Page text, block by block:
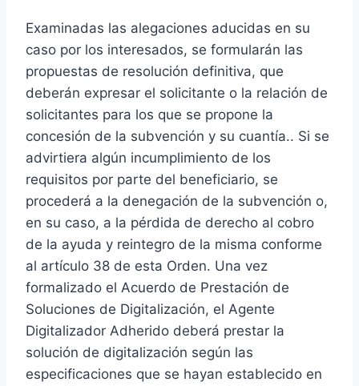
Examinadas las alegaciones aducidas en su
caso por los interesados, se formularán las
propuestas de resolución definitiva, que
deberán expresar el solicitante o la relación de
solicitantes para los que se propone la
concesión de la subvención y su cuantía.. Si se
advirtiera algún incumplimiento de los
requisitos por parte del beneficiario, se
procederá a la denegación de la subvención o,
en su caso, a la pérdida de derecho al cobro
de la ayuda y reintegro de la misma conforme
al artículo 38 de esta Orden. Una vez
formalizado el Acuerdo de Prestación de
Soluciones de Digitalización, el Agente
Digitalizador Adherido deberá prestar la
solución de digitalización según las
especificaciones que se hayan establecido en